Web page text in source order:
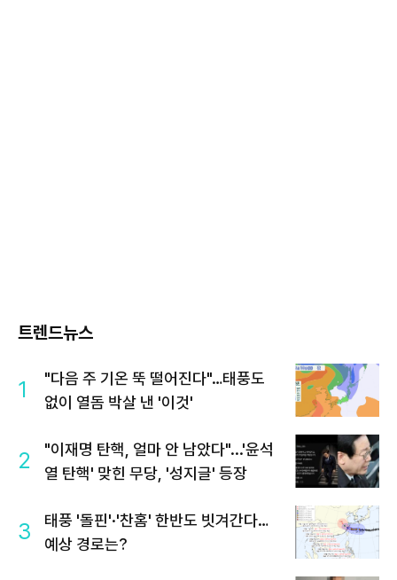
트렌드뉴스
1
"다음 주 기온 뚝 떨어진다"…태풍도
없이 열돔 박살 낸 '이것'
2
"이재명 탄핵, 얼마 안 남았다"...'윤석
열 탄핵' 맞힌 무당, '성지글' 등장
3
태풍 '돌핀'·'찬홈' 한반도 빗겨간다…
예상 경로는?